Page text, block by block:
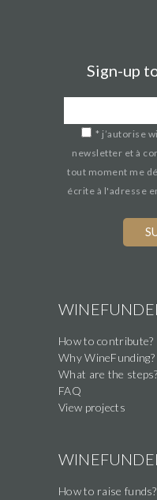
Sign-up
* j’autorise
newsletter et à
tout moment me
écrite à l'adresse
How to contribute?
Why WineFunding?
What are the steps?
FAQ
View projects
How to raise funds?